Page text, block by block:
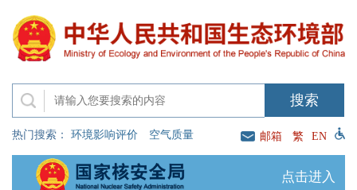
热门搜索： 环境影响评价 空气质量 邮箱 繁 EN
点击进入